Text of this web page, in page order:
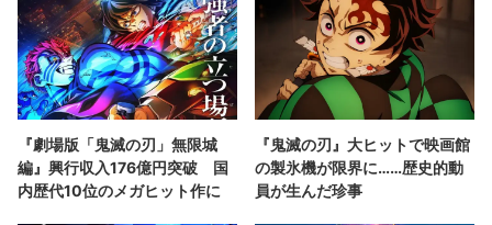
『劇場版「鬼滅の刃」無限城
編』興行収入176億円突破 国
内歴代10位のメガヒット作に
『鬼滅の刃』大ヒットで映画館
の製氷機が限界に……歴史的動
員が生んだ珍事